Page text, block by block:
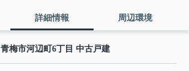
詳細情報 周辺環境
青梅市河辺町6丁目 中古戸建